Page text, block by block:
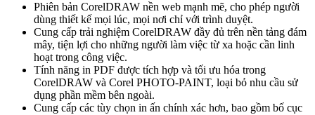
Phiên bản CorelDRAW nền web mạnh mẽ, cho phép người
dùng thiết kế mọi lúc, mọi nơi chỉ với trình duyệt.
Cung cấp trải nghiệm CorelDRAW đầy đủ trên nền tảng đám
mây, tiện lợi cho những người làm việc từ xa hoặc cần linh
hoạt trong công việc.
Tính năng in PDF được tích hợp và tối ưu hóa trong
CorelDRAW và Corel PHOTO-PAINT, loại bỏ nhu cầu sử
dụng phần mềm bên ngoài.
Cung cấp các tùy chọn in ấn chính xác hơn, bao gồm bố cục